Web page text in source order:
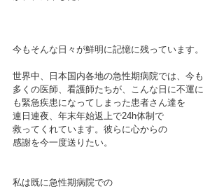
今もそんな日々が鮮明に記憶に残っています。
世界中、日本国内各地の急性期病院では、今も
多くの医師、看護師たちが、こんな日に不運に
も緊急疾患になってしまった患者さん達を
連日連夜、年末年始返上で24h体制で
救ってくれています。彼らに心からの
感謝を今一度送りたい。
私は既に急性期病院での